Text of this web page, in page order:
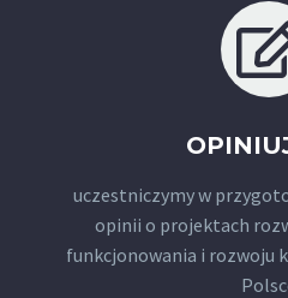
uczestniczymy w
opinii o projektach
funkcjonowania i rozwoju